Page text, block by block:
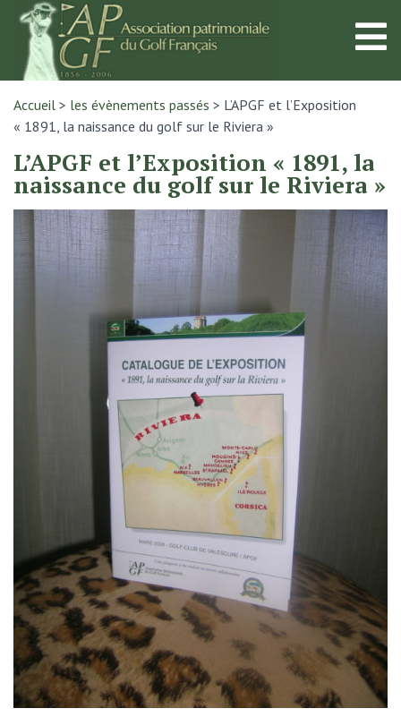
Accueil > les évènements passés > L’APGF et l’Exposition
« 1891, la naissance du golf sur le Riviera »
L’APGF et l’Exposition « 1891, la
naissance du golf sur le Riviera »